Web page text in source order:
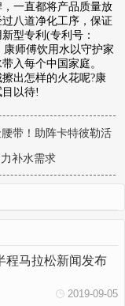
一直都将产品质量放
八道净化工序，保证
型专利(专利号：
康师傅饮用水以守护家
入每个中国家庭。
出怎样的火花呢?康
以待!
带！助阵卡特彼勒活
补水需求
程马拉松新闻发布
2019-09-05